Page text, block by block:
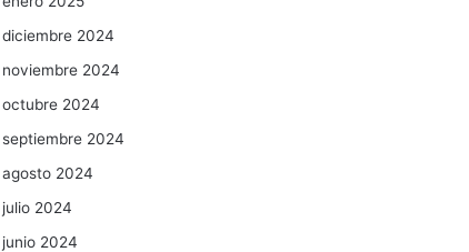
diciembre 2024
noviembre 2024
octubre 2024
septiembre 2024
agosto 2024
julio 2024
junio 2024